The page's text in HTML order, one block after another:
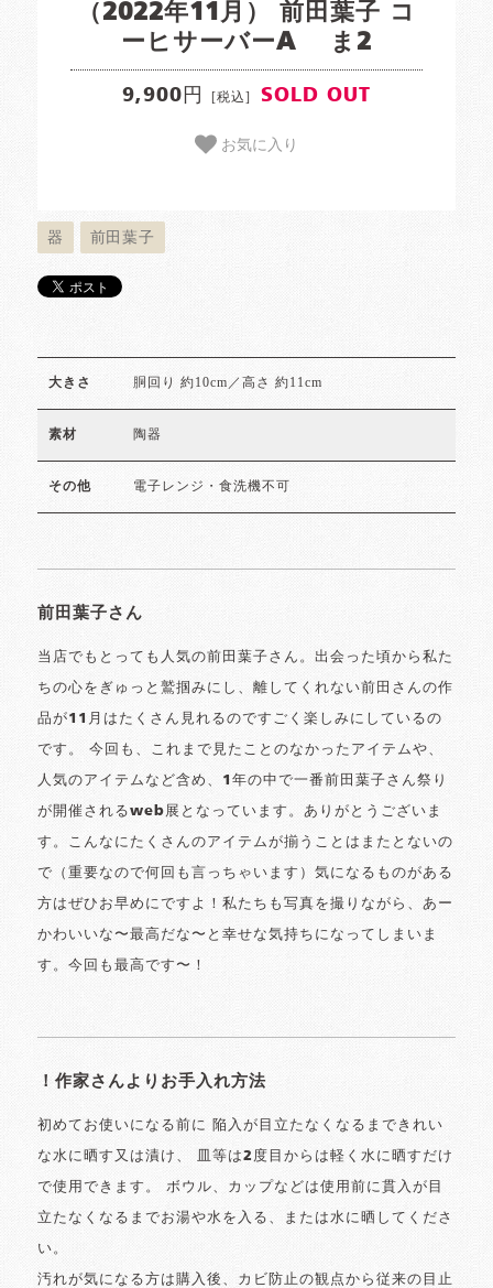
（2022年11月） 前田葉子 コ
ーヒサーバーA ま2
9,900円 [税込] SOLD OUT
お気に入り
器 前田葉子
大きさ 胴回り 約10cm／高さ 約11cm
素材 陶器
その他 電子レンジ・食洗機不可
前田葉子さん
当店でもとっても人気の前田葉子さん。出会った頃から私た
ちの心をぎゅっと鷲掴みにし、離してくれない前田さんの作
品が11月はたくさん見れるのですごく楽しみにしているの
です。 今回も、これまで見たことのなかったアイテムや、
人気のアイテムなど含め、1年の中で一番前田葉子さん祭り
が開催されるweb展となっています。ありがとうございま
す。こんなにたくさんのアイテムが揃うことはまたとないの
で（重要なので何回も言っちゃいます）気になるものがある
方はぜひお早めにですよ！私たちも写真を撮りながら、あー
かわいいな〜最高だな〜と幸せな気持ちになってしまいま
す。今回も最高です〜！
！作家さんよりお手入れ方法
初めてお使いになる前に 陥入が目立たなくなるまできれい
な水に晒す又は漬け、 皿等は2度目からは軽く水に晒すだけ
で使用できます。 ボウル、カップなどは使用前に貫入が目
立たなくなるまでお湯や水を入る、または水に晒してくださ
い。
汚れが気になる方は購入後、カビ防止の観点から従来の目止